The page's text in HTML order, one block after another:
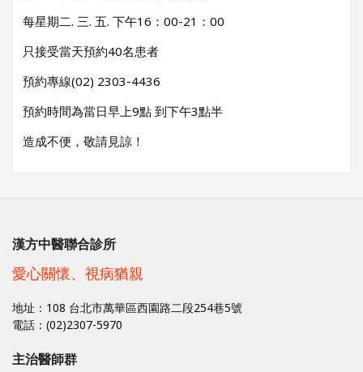
每星期二. 三. 五. 下午16：00-21：00
只接受當天預約40名患者
預約專線(02) 2303-4436
預約時間為當日早上9點 到下午3點半
造成不便，敬請見諒！
漢方中醫聯合診所
愛心關懷、視病猶親
地址：108 台北市萬華區西園路二段254巷5號
電話：(02)2307-5970
主治醫師群